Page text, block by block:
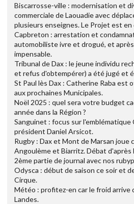
Biscarrosse-ville : modernisation et
commerciale de Laouadie avec
plusieurs enseignes. Le Projet est
Capbreton : arrestation et
automobiliste ivre et drogué, et
impensable.
Tribunal de Dax : le jeune individu
et refus d'obtempérer) a été jugé et
St Paul lès Dax : Catherine Raba est
aux prochaines Municipales.
Noël 2025 : quel sera votre budget
année dans la Région ?
Sanguinet : focus sur l'emblématique
président Daniel Arsicot.
Rugby : Dax et Mont de Marsan joue
Angoulème et Biarritz. Débat d'après
2ème partie de journal avec nos
Odysca : début de saison ce soir et
Cirque.
Météo : profitez-en car le froid arrive
Landes.